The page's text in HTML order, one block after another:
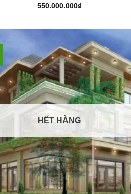
550.000.000₫
HẾT HÀNG